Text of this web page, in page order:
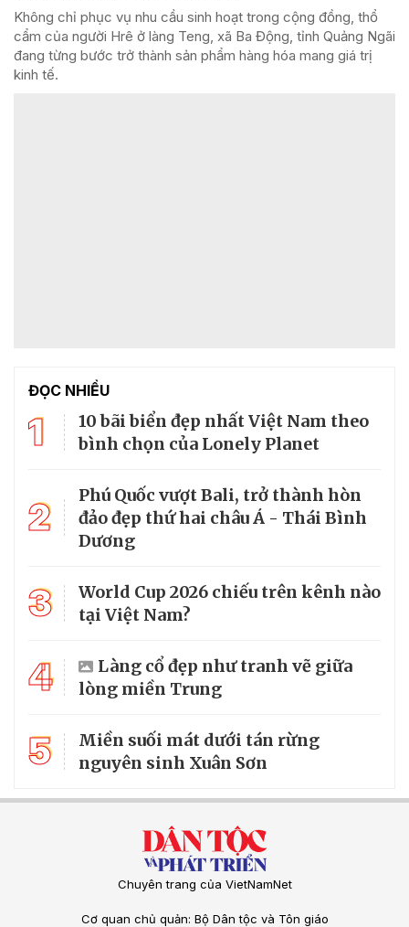
Không chỉ phục vụ nhu cầu sinh hoạt trong cộng đồng, thổ
cẩm của người Hrê ở làng Teng, xã Ba Động, tỉnh Quảng Ngãi
đang từng bước trở thành sản phẩm hàng hóa mang giá trị
kinh tế.
ĐỌC NHIỀU
1
10 bãi biển đẹp nhất Việt Nam theo
bình chọn của Lonely Planet
2
Phú Quốc vượt Bali, trở thành hòn
đảo đẹp thứ hai châu Á - Thái Bình
Dương
3
World Cup 2026 chiếu trên kênh nào
tại Việt Nam?
4
Làng cổ đẹp như tranh vẽ giữa
lòng miền Trung
5
Miền suối mát dưới tán rừng
nguyên sinh Xuân Sơn
Chuyên trang của VietNamNet
Cơ quan chủ quản: Bộ Dân tộc và Tôn giáo